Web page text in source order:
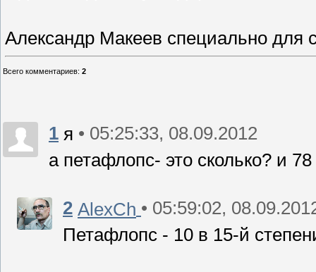
Александр Макеев специально для
Всего комментариев: 2
1 я • 05:25:33, 08.09.2012
а петафлопс- это сколько? и
2 AlexCh • 05:59:02,
Петафлопс - 10 в 15-й